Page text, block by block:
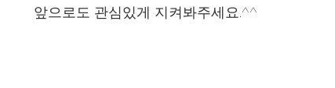
앞으로도 관심있게 지켜봐주세요.^^